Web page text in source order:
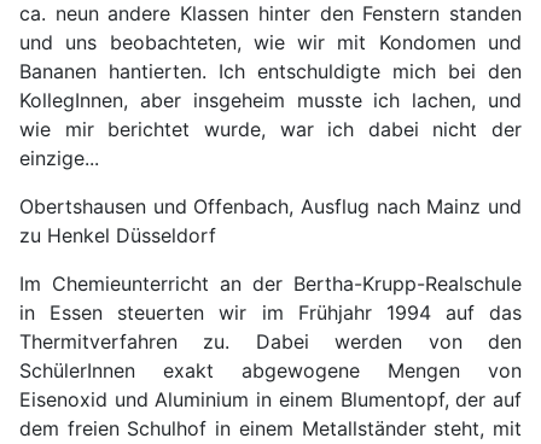
ca. neun andere Klassen hinter den Fenstern standen
und uns beobachteten, wie wir mit Kondomen und
Bananen hantierten. Ich entschuldigte mich bei den
KollegInnen, aber insgeheim musste ich lachen, und
wie mir berichtet wurde, war ich dabei nicht der
einzige...
Obertshausen und Offenbach, Ausflug nach Mainz und
zu Henkel Düsseldorf
Im Chemieunterricht an der Bertha-Krupp-Realschule
in Essen steuerten wir im Frühjahr 1994 auf das
Thermitverfahren zu. Dabei werden von den
SchülerInnen exakt abgewogene Mengen von
Eisenoxid und Aluminium in einem Blumentopf, der auf
dem freien Schulhof in einem Metallständer steht, mit